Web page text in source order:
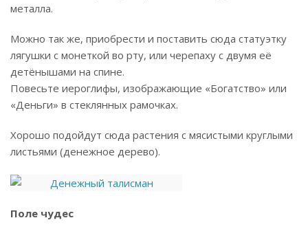
металла.
Можно так же, приобрести и поставить сюда статуэтку
лягушки с монеткой во рту, или черепаху с двумя её
детёнышами на спине.
Повесьте иероглифы, изображающие «Богатство» или
«Деньги» в стеклянных рамочках.
Хорошо подойдут сюда растения с мясистыми круглыми
листьями (денежное дерево).
Поле чудес